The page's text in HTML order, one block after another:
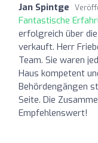
Jan Spintge
Fantastische
erfolgreich über
verkauft. Herr
Team. Sie waren
Haus kompetent
Behördengängen
Seite. Die
Empfehlenswert!